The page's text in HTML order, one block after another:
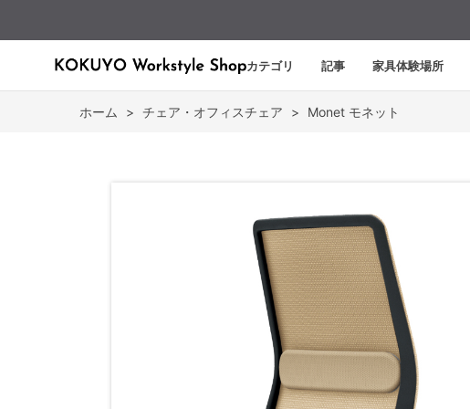
カテゴリ 記事 家具体験場所
ホーム > チェア・オフィスチェア > Monet モネット